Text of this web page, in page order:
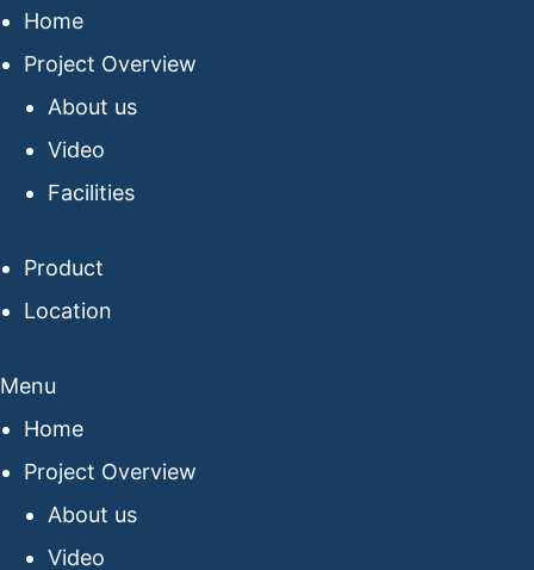
Home
Project Overview
About us
Video
Facilities
Product
Location
Menu
Home
Project Overview
About us
Video